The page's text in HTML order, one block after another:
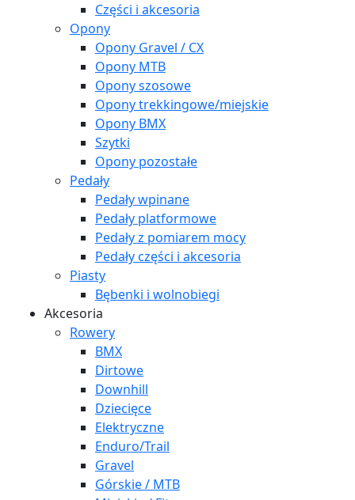
Części i akcesoria
Opony
Opony Gravel / CX
Opony MTB
Opony szosowe
Opony trekkingowe/miejskie
Opony BMX
Szytki
Opony pozostałe
Pedały
Pedały wpinane
Pedały platformowe
Pedały z pomiarem mocy
Pedały części i akcesoria
Piasty
Bębenki i wolnobiegi
Akcesoria
Rowery
BMX
Dirtowe
Downhill
Dziecięce
Elektryczne
Enduro/Trail
Gravel
Górskie / MTB